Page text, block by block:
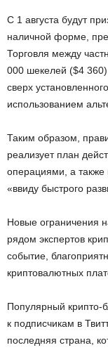
С 1 августа будут
наличной форме,
Торговля между
000 шекелей ($4 360)
сверх
использованием
Таким образом,
реализует план
операциями, а также
«ввиду быстрого
Новые ограничения
рядом экспертов
событие,
криптовалютных
Популярный крипто-
к подписчикам в
последняя страна,